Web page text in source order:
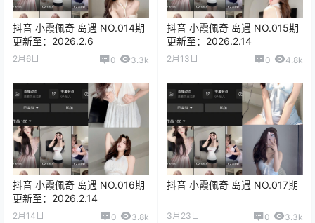
抖音 小霞佩奇 岛遇 NO.014期
更新至：2026.2.6
2月6日 0 3.3k
抖音 小霞佩奇 岛遇 NO.015期
更新至：2026.2.14
2月13日 0 4.8k
抖音 小霞佩奇 岛遇 NO.016期
更新至：2026.2.14
2月14日 0 3.8k
抖音 小霞佩奇 岛遇 NO.017期
3月23日 0 3.3k